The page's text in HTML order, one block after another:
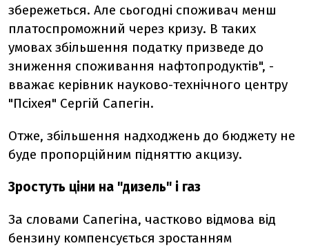
збережеться. Але сьогодні споживач менш
платоспроможний через кризу. В таких
умовах збільшення податку призведе до
зниження споживання нафтопродуктів", -
вважає керівник науково-технічного центру
"Псіхея" Сергій Сапегін.
Отже, збільшення надходжень до бюджету не
буде пропорційним підняттю акцизу.
Зростуть ціни на "дизель" і газ
За словами Сапегіна, частково відмова від
бензину компенсується зростанням